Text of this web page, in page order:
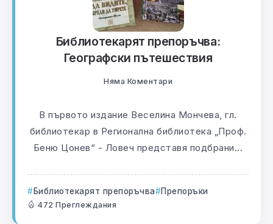
Библиотекарят препоръчва:
Географски пътешествия
Няма Коментари
В първото издание Веселина Мончева, гл.
библиотекар в Регионална библиотека „Проф.
Беню Цонев“ - Ловеч представя подбрани...
Библиотекарят препоръчва Препоръки
472 Преглеждания